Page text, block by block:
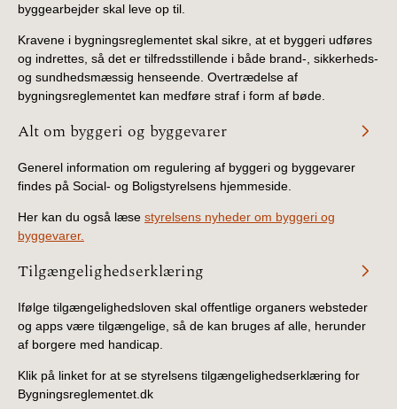
byggearbejder skal leve op til.
Kravene i bygningsreglementet skal sikre, at et byggeri udføres
og indrettes, så det er tilfredsstillende i både brand-, sikkerheds-
og sundhedsmæssig henseende. Overtrædelse af
bygningsreglementet kan medføre straf i form af bøde.
Alt om byggeri og byggevarer
Generel information om regulering af byggeri og byggevarer
findes på Social- og Boligstyrelsens hjemmeside.
Her kan du også læse styrelsens nyheder om byggeri og
byggevarer.
Tilgængelighedserklæring
Ifølge tilgængelighedsloven skal offentlige organers websteder
og apps være tilgængelige, så de kan bruges af alle, herunder
af borgere med handicap.
Klik på linket for at se styrelsens tilgængelighedserklæring for
Bygningsreglementet.dk